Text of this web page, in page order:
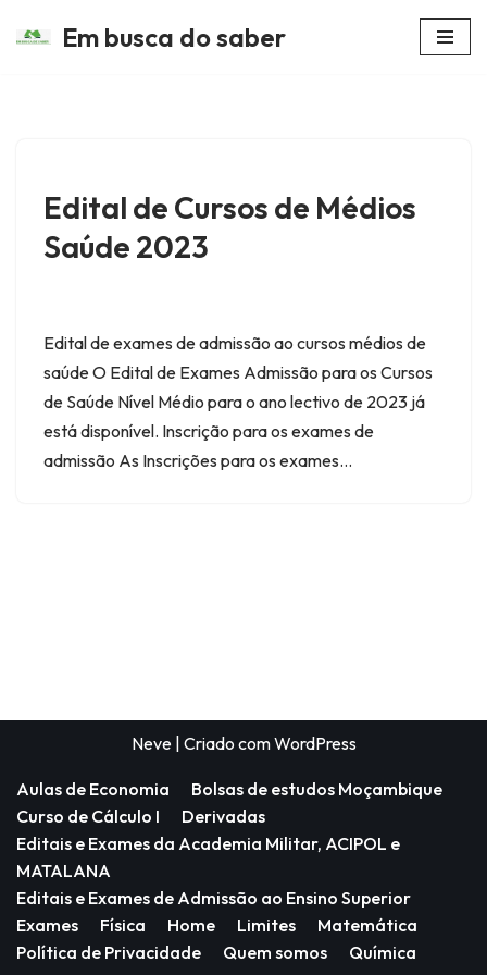
Em busca do saber
Edital de Cursos de Médios
Saúde 2023
Edital de exames de admissão ao cursos médios de
saúde O Edital de Exames Admissão para os Cursos
de Saúde Nível Médio para o ano lectivo de 2023 já
está disponível. Inscrição para os exames de
admissão As Inscrições para os exames…
Neve| Criado comWordPress
Aulas de Economia
Bolsas de estudos Moçambique
Curso de Cálculo I
Derivadas
Editais e Exames da Academia Militar, ACIPOL e
MATALANA
Editais e Exames de Admissão ao Ensino Superior
Exames
Física Home Limites
Matemática
Política de Privacidade
Quem somos Química